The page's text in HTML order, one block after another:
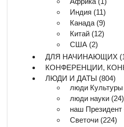
Индия (11)
Канада (9)
Китай (12)
США (2)
ДЛЯ НАЧИНАЮЩИХ
КОНФЕРЕНЦИИ,
ЛЮДИ И ДАТЫ (804)
люди Культуры
люди науки (24)
наш Президент
Светочи (224)